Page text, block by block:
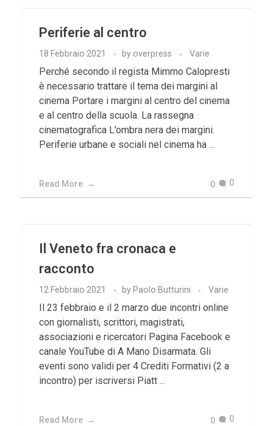
Periferie al centro
18 Febbraio 2021 by overpress Varie
Perché secondo il regista Mimmo Calopresti
è necessario trattare il tema dei margini al
cinema Portare i margini al centro del cinema
e al centro della scuola. La rassegna
cinematografica L’ombra nera dei margini.
Periferie urbane e sociali nel cinema ha ...
Read More 0 0
Il Veneto fra cronaca e
racconto
12 Febbraio 2021 by Paolo Butturini Varie
Il 23 febbraio e il 2 marzo due incontri online
con giornalisti, scrittori, magistrati,
associazioni e ricercatori Pagina Facebook e
canale YouTube di A Mano Disarmata. Gli
eventi sono validi per 4 Crediti Formativi (2 a
incontro) per iscriversi Piatt ...
Read More 0 0